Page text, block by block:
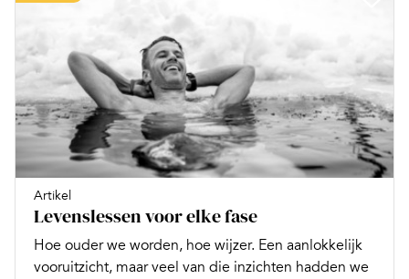
Artikel
Levenslessen voor elke fase
Hoe ouder we worden, hoe wijzer. Een aanlokkelijk
vooruitzicht, maar veel van die inzichten hadden we